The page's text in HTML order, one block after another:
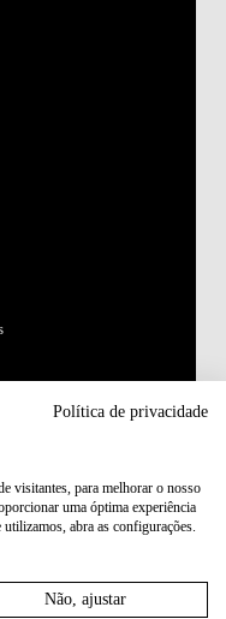
Política de privacidade
visitantes, para melhorar o nosso
uma óptima experiência
abra as configurações.
Não, ajustar